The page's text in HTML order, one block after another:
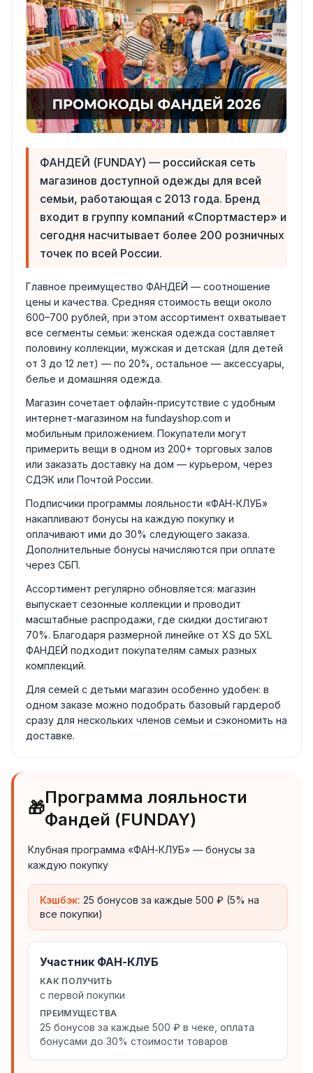
ФАНДЕЙ (FUNDAY) — российская сеть
магазинов доступной одежды для всей
семьи, работающая с 2013 года. Бренд
входит в группу компаний «Спортмастер» и
сегодня насчитывает более 200 розничных
точек по всей России.
Главное преимущество ФАНДЕЙ — соотношение
цены и качества. Средняя стоимость вещи около
600–700 рублей, при этом ассортимент охватывает
все сегменты семьи: женская одежда составляет
половину коллекции, мужская и детская (для детей
от 3 до 12 лет) — по 20%, остальное — аксессуары,
белье и домашняя одежда.
Магазин сочетает офлайн-присутствие с удобным
интернет-магазином на fundayshop.com и
мобильным приложением. Покупатели могут
примерить вещи в одном из 200+ торговых залов
или заказать доставку на дом — курьером, через
СДЭК или Почтой России.
Подписчики программы лояльности «ФАН-КЛУБ»
накапливают бонусы на каждую покупку и
оплачивают ими до 30% следующего заказа.
Дополнительные бонусы начисляются при оплате
через СБП.
Ассортимент регулярно обновляется: магазин
выпускает сезонные коллекции и проводит
масштабные распродажи, где скидки достигают
70%. Благодаря размерной линейке от XS до 5XL
ФАНДЕЙ подходит покупателям самых разных
комплекций.
Для семей с детьми магазин особенно удобен: в
одном заказе можно подобрать базовый гардероб
сразу для нескольких членов семьи и сэкономить на
доставке.
🎁
Программа лояльности
Фандей (FUNDAY)
Клубная программа «ФАН-КЛУБ» — бонусы за
каждую покупку
Кэшбэк: 25 бонусов за каждые 500 ₽ (5% на
все покупки)
Участник ФАН-КЛУБ
КАК ПОЛУЧИТЬ
с первой покупки
ПРЕИМУЩЕСТВА
25 бонусов за каждые 500 ₽ в чеке, оплата
бонусами до 30% стоимости товаров